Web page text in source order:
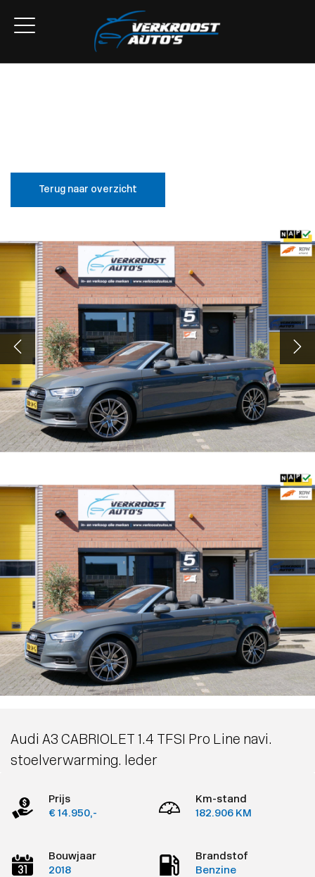
Aanbod
Over ons
Terug naar overzicht
Audi A3 CABRIOLET 1.4 TFSI Pro Line navi.
stoelverwarming. leder
Prijs
€ 14.950,-
Km-stand
182.906 KM
Bouwjaar
2018
Brandstof
Benzine